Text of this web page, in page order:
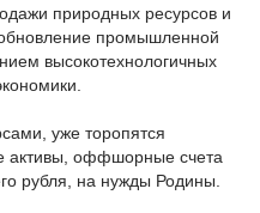
природных ресурсов и
промышленной
высокотехнологичных
уже торопятся
активы, оффшорные счета
рубля, на нужды Родины.